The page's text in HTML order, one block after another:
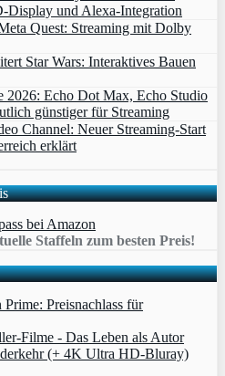
und Alexa‑Integration
Quest: Streaming mit Dolby
Star Wars: Interaktives Bauen
2026: Echo Dot Max, Echo Studio
günstiger für Streaming
Channel: Neuer Streaming‑Start
erklärt
Staffeln zum besten Preis!
Preisnachlass für
Filme - Das Leben als Autor
(+ 4K Ultra HD-Bluray)